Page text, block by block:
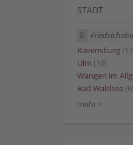
STADT
Ravensburg
Ulm (10)
Wangen im
Bad Waldsee (6)
mehr »